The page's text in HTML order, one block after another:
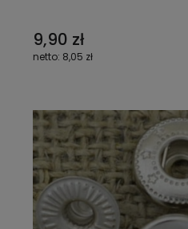
9,90 zł
8,05 zł